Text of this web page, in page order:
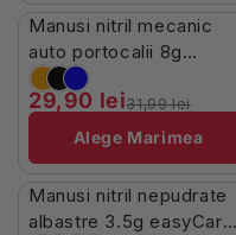
-7%
Manusi nitril mecanic
auto portocalii 8g
Gripzzly 50buc
29,90 lei31,99 lei
Alege Marimea
-7%
Manusi nitril nepudrate
albastre 3.5g easyCare